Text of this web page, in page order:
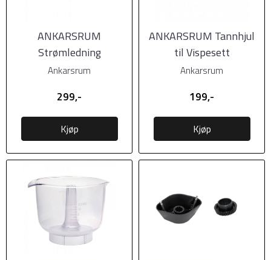
ANKARSRUM
Strømledning
Ankarsrum
299,-
Kjøp
ANKARSRUM Tannhjul
til Vispesett
Ankarsrum
199,-
Kjøp